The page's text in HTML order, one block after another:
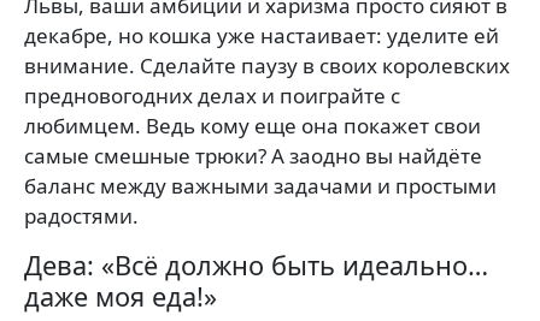
декабре, но кошка уже настаивает: уделите ей
внимание. Сделайте паузу в своих королевских
предновогодних делах и поиграйте с
любимцем. Ведь кому еще она покажет свои
самые смешные трюки? А заодно вы найдёте
баланс между важными задачами и простыми
радостями.
Дева: «Всё должно быть идеально…
даже моя еда!»